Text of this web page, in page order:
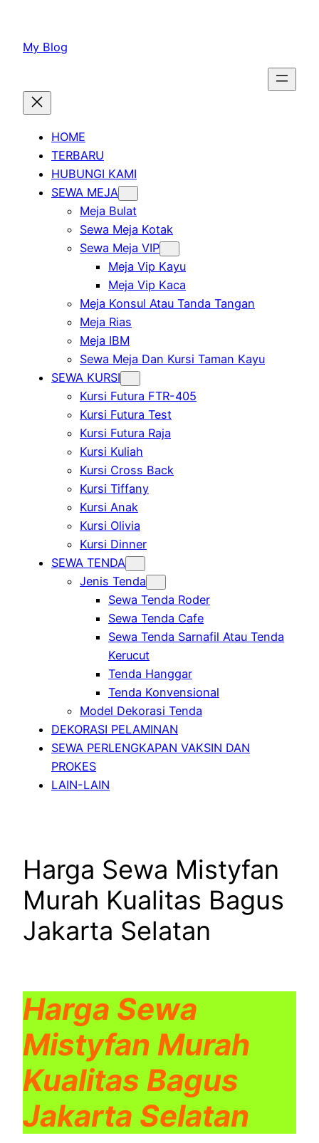
konten
My Blog
HOME
TERBARU
HUBUNGI KAMI
SEWA MEJA
Meja Bulat
Sewa Meja Kotak
Sewa Meja VIP
Meja Vip Kayu
Meja Vip Kaca
Meja Konsul Atau Tanda Tangan
Meja Rias
Meja IBM
Sewa Meja Dan Kursi Taman Kayu
SEWA KURSI
Kursi Futura FTR-405
Kursi Futura Test
Kursi Futura Raja
Kursi Kuliah
Kursi Cross Back
Kursi Tiffany
Kursi Anak
Kursi Olivia
Kursi Dinner
SEWA TENDA
Jenis Tenda
Sewa Tenda Roder
Sewa Tenda Cafe
Sewa Tenda Sarnafil Atau Tenda
Kerucut
Tenda Hanggar
Tenda Konvensional
Model Dekorasi Tenda
DEKORASI PELAMINAN
SEWA PERLENGKAPAN VAKSIN DAN
PROKES
LAIN-LAIN
Harga Sewa Mistyfan
Murah Kualitas Bagus
Jakarta Selatan
Harga Sewa
Mistyfan Murah
Kualitas Bagus
Jakarta Selatan